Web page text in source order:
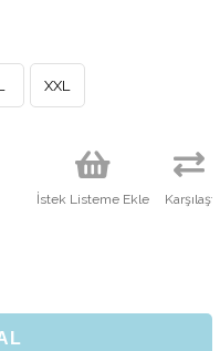
XXL
İstek Listeme Ekle